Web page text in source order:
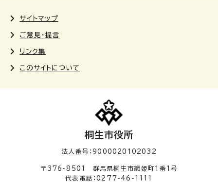
サイトマップ
ご意見・提言
リンク集
このサイトについて
桐生市役所
法人番号：9000020102032
〒376-8501 群馬県桐生市織姫町1番1号
代表電話：0277-46-1111